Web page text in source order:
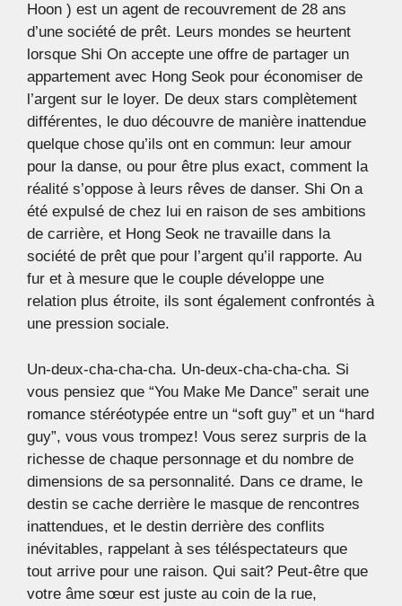
Hoon ) est un agent de recouvrement de 28 ans
d’une société de prêt. Leurs mondes se heurtent
lorsque Shi On accepte une offre de partager un
appartement avec Hong Seok pour économiser de
l’argent sur le loyer. De deux stars complètement
différentes, le duo découvre de manière inattendue
quelque chose qu’ils ont en commun: leur amour
pour la danse, ou pour être plus exact, comment la
réalité s’oppose à leurs rêves de danser. Shi On a
été expulsé de chez lui en raison de ses ambitions
de carrière, et Hong Seok ne travaille dans la
société de prêt que pour l’argent qu’il rapporte. Au
fur et à mesure que le couple développe une
relation plus étroite, ils sont également confrontés à
une pression sociale.
Un-deux-cha-cha-cha. Un-deux-cha-cha-cha. Si
vous pensiez que “You Make Me Dance” serait une
romance stéréotypée entre un “soft guy” et un “hard
guy”, vous vous trompez! Vous serez surpris de la
richesse de chaque personnage et du nombre de
dimensions de sa personnalité. Dans ce drame, le
destin se cache derrière le masque de rencontres
inattendues, et le destin derrière des conflits
inévitables, rappelant à ses téléspectateurs que
tout arrive pour une raison. Qui sait? Peut-être que
votre âme sœur est juste au coin de la rue,